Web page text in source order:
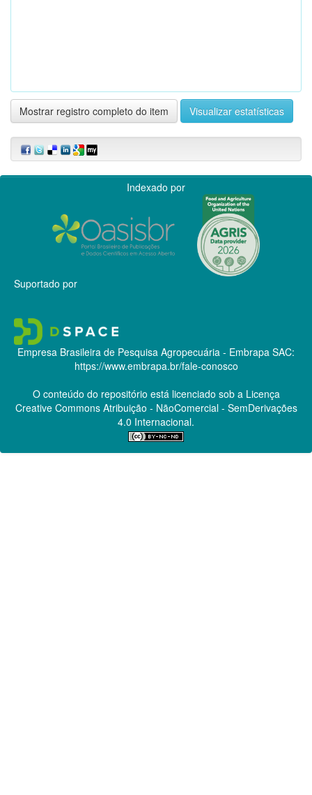
Mostrar registro completo do item Visualizar estatísticas
Indexado por
Suportado por
Empresa Brasileira de Pesquisa Agropecuária - Embrapa SAC:
https://www.embrapa.br/fale-conosco
O conteúdo do repositório está licenciado sob a Licença
Creative CommonsAtribuição - NãoComercial - SemDerivações
4.0 Internacional.